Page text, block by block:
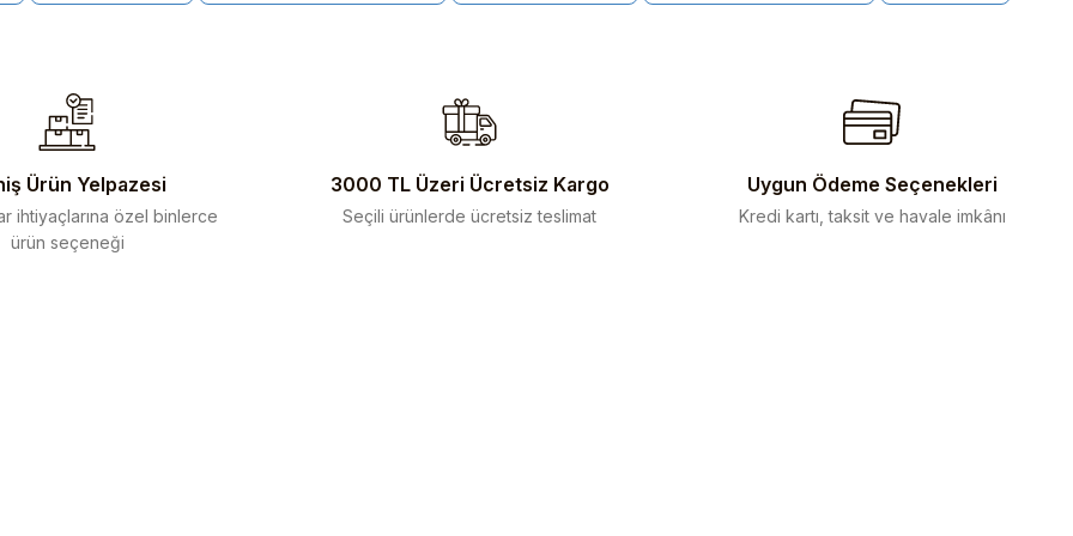
Ürün Yelpazesi
ihtiyaçlarına özel binlerce
ürün seçeneği
3000 TL Üzeri Ücretsiz Kargo
Seçili ürünlerde ücretsiz teslimat
Uygun Ödeme Seçenekleri
Kredi kartı, taksit ve havale imkânı